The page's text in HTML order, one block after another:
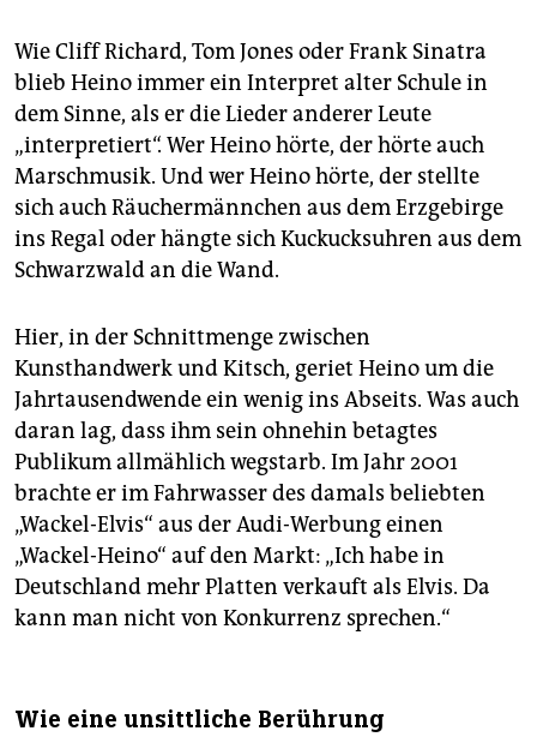
Wie Cliff Richard, Tom Jones oder Frank Sinatra
blieb Heino immer ein Interpret alter Schule in
dem Sinne, als er die Lieder anderer Leute
„interpretiert“. Wer Heino hörte, der hörte auch
Marschmusik. Und wer Heino hörte, der stellte
sich auch Räuchermännchen aus dem Erzgebirge
ins Regal oder hängte sich Kuckucksuhren aus dem
Schwarzwald an die Wand.
Hier, in der Schnittmenge zwischen
Kunsthandwerk und Kitsch, geriet Heino um die
Jahrtausendwende ein wenig ins Abseits. Was auch
daran lag, dass ihm sein ohnehin betagtes
Publikum allmählich wegstarb. Im Jahr 2001
brachte er im Fahrwasser des damals beliebten
„Wackel-Elvis“ aus der Audi-Werbung einen
„Wackel-Heino“ auf den Markt: „Ich habe in
Deutschland mehr Platten verkauft als Elvis. Da
kann man nicht von Konkurrenz sprechen.“
Wie eine unsittliche Berührung